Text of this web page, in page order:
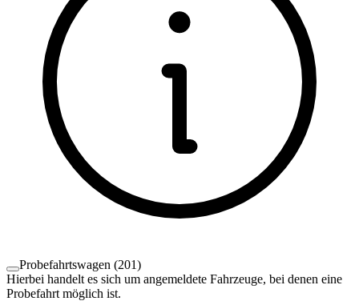
Probefahrtswagen (201)
Hierbei handelt es sich um angemeldete Fahrzeuge, bei denen eine
Probefahrt möglich ist.